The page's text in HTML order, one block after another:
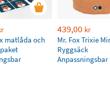
matlåda och
439,00 kr
Mr. Fox Trixie
Ryggsäck
Anpassningsbar